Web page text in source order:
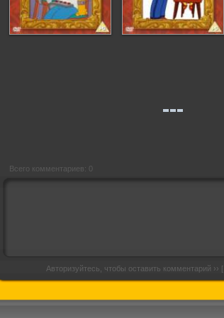
Всего комментариев: 0
Авторизуйтесь, чтобы оставить комментарий ›› [